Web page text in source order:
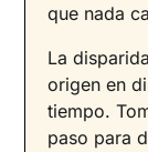
que nada
La
origen en
tiempo.
paso para